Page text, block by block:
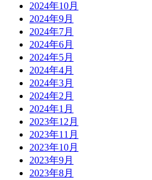
2024年10月
2024年9月
2024年7月
2024年6月
2024年5月
2024年4月
2024年3月
2024年2月
2024年1月
2023年12月
2023年11月
2023年10月
2023年9月
2023年8月